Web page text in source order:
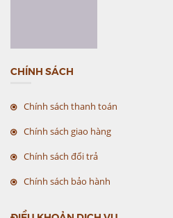
CHÍNH SÁCH
Chính sách thanh toán
Chính sách giao hàng
Chính sách đổi trả
Chính sách bảo hành